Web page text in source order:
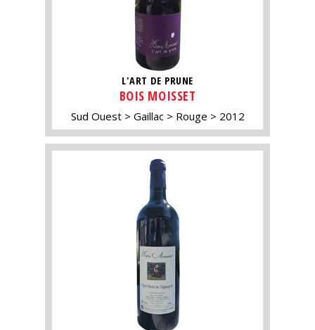
L'ART DE PRUNE
BOIS MOISSET
Sud Ouest Gaillac Rouge 2012